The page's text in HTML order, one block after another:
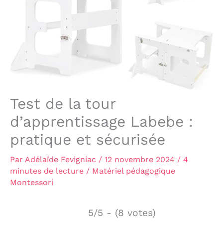
Test de la tour
d’apprentissage Labebe :
pratique et sécurisée
Par Adélaïde Fevigniac / 12 novembre 2024 / 4
minutes de lecture / Matériel pédagogique
Montessori
5/5 - (8 votes)